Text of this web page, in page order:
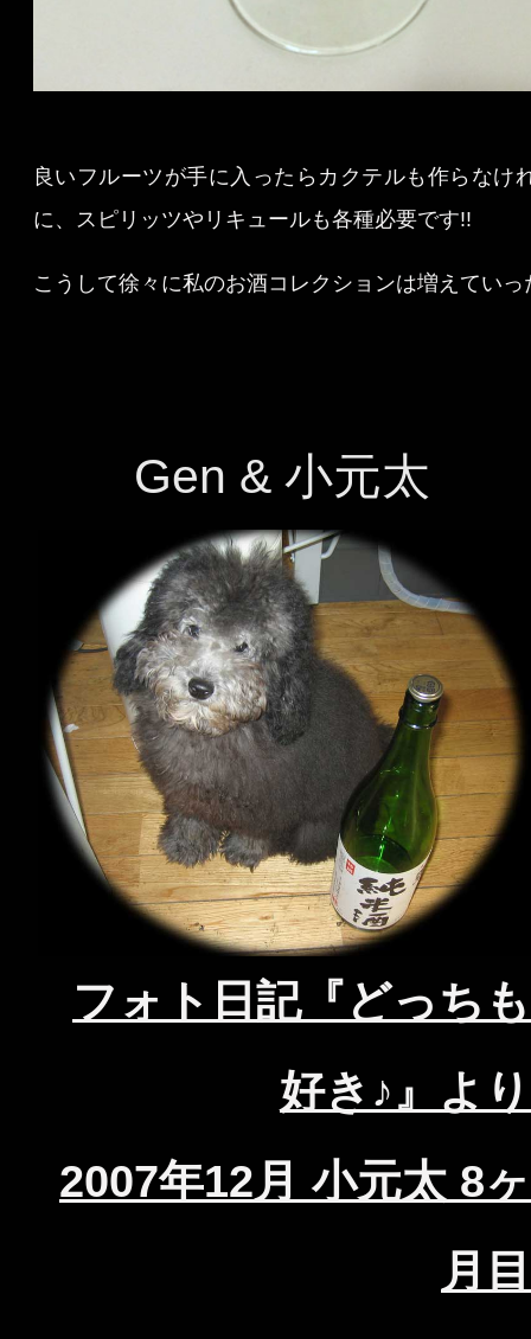
良いフルーツが手に入ったらカクテルも作らな
に、スピリッツやリキュールも各種必要です!!
こうして徐々に私のお酒コレクションは増えてい
Gen & 小元太
フォト日記『どっちも
好き♪』より
2007年12月 小元太 8ヶ
月目